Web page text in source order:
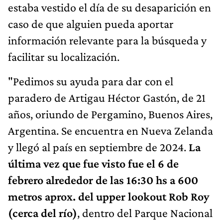
estaba vestido el día de su desaparición en
caso de que alguien pueda aportar
información relevante para la búsqueda y
facilitar su localización.
"Pedimos su ayuda para dar con el
paradero de Artigau Héctor Gastón, de 21
años, oriundo de Pergamino, Buenos Aires,
Argentina. Se encuentra en Nueva Zelanda
y llegó al país en septiembre de 2024. La
última vez que fue visto fue el 6 de
febrero alrededor de las 16:30 hs a 600
metros aprox. del upper lookout Rob Roy
(cerca del río), dentro del Parque Nacional